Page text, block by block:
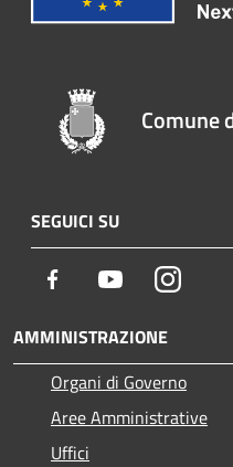
Comune
SEGUICI SU
Facebook Youtube
AMMINISTRAZIONE
Organi di Governo
Aree Amministrative
Uffici